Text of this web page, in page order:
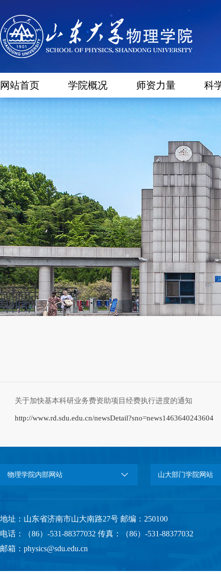
网站首页 学院概况 师资力量 科
关于加快基本科研业务费资助项目经费执行进度的通知
http://www.rd.sdu.edu.cn/newsDetail?sno=news1463640243604
物理学院内部网站 山大部门学院网站
地址：山东省济南市山大南路27号 邮编：250100
电话：（86）-531-88377032 传真：（86）-531-88377032
邮箱：physics@sdu.edu.cn